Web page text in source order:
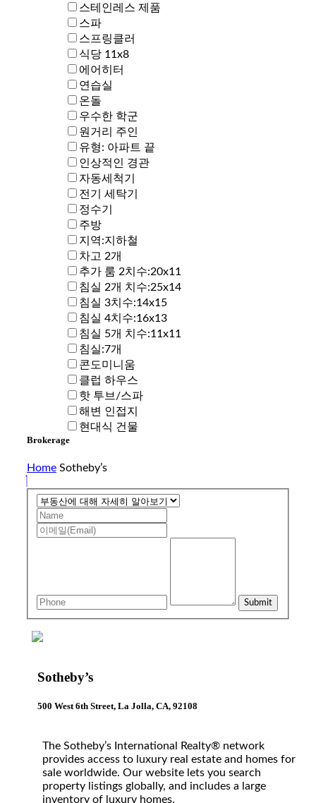
스테인레스 제품
스파
스프링클러
식당 11x8
에어히터
연습실
온돌
우수한 학군
원거리 주인
유형: 아파트 끝
인상적인 경관
자동세척기
전기 세탁기
정수기
주방
지역:지하철
차고 2개
추가 룸 2치수:20x11
침실 2개 치수:25x14
침실 3치수:14x15
침실 4치수:16x13
침실 5개 치수:11x11
침실:7개
콘도미니움
클럽 하우스
핫 투브/스파
해변 인접지
현대식 건물
Brokerage
Home Sotheby’s
Sotheby’s
500 West 6th Street, La Jolla, CA, 92108
The Sotheby’s International Realty® network
provides access to luxury real estate and homes for
sale worldwide. Our website lets you search
property listings globally, and includes a large
inventory of luxury homes.